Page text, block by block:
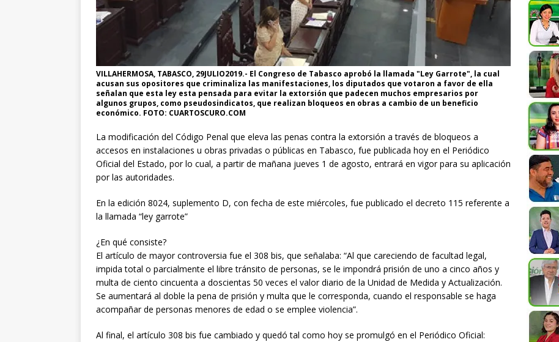
VILLAHERMOSA, TABASCO, 29JULIO2019.- El Congreso de Tabasco aprobó la llamada "Ley Garrote", la cual
acusan sus opositores que criminaliza las manifestaciones, los diputados que votaron a favor de ella
señalan que esta ley esta pensada para evitar la extorsión que padecen muchos empresarios por
algunos grupos, como pseudosindicatos, que realizan bloqueos en obras a cambio de un beneficio
económico. FOTO: CUARTOSCURO.COM
La modificación del Código Penal que eleva las penas contra la extorsión a través de bloqueos a
accesos en instalaciones u obras privadas o públicas en Tabasco, fue publicada hoy en el Periódico
Oficial del Estado, por lo cual, a partir de mañana jueves 1 de agosto, entrará en vigor para su aplicación
por las autoridades.
En la edición 8024, suplemento D, con fecha de este miércoles, fue publicado el decreto 115 referente a
la llamada “ley garrote”
¿En qué consiste?
El artículo de mayor controversia fue el 308 bis, que señalaba: “Al que careciendo de facultad legal,
impida total o parcialmente el libre tránsito de personas, se le impondrá prisión de uno a cinco años y
multa de ciento cincuenta a doscientas 50 veces el valor diario de la Unidad de Medida y Actualización.
Se aumentará al doble la pena de prisión y multa que le corresponda, cuando el responsable se haga
acompañar de personas menores de edad o se emplee violencia”.
Al final, el artículo 308 bis fue cambiado y quedó tal como hoy se promulgó en el Periódico Oficial: